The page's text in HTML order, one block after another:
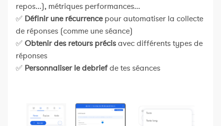
repos...), métriques performances...
✅ Définir une récurrencepour automatiser la collecte
de réponses (comme une séance)
✅ Obtenir des retours précisavec différents types de
réponses
✅ Personnaliser le debriefde tes séances